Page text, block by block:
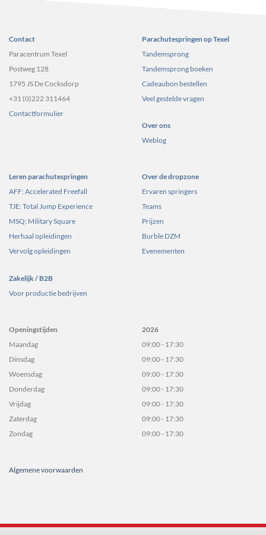
Contact
Paracentrum Texel
Postweg 128
1795 JS De Cocksdorp
+31 (0)222 311464
Contactformulier
Parachutespringen op Texel
Tandemsprong
Tandemsprong boeken
Cadeaubon bestellen
Veel gestelde vragen
Over ons
Weblog
Leren parachutespringen
AFF: Accelerated Freefall
TJE: Total Jump Experience
MSQ: Military Square
Herhaal opleidingen
Vervolg opleidingen
Zakelijk / B2B
Voor productie bedrijven
Over de dropzone
Ervaren springers
Teams
Prijzen
Burble DZM
Evenementen
Openingstijden
Maandag
Dinsdag
Woensdag
Donderdag
Vrijdag
Zaterdag
Zondag
2026
09:00 - 17:30
09:00 - 17:30
09:00 - 17:30
09:00 - 17:30
09:00 - 17:30
09:00 - 17:30
09:00 - 17:30
Algemene voorwaarden